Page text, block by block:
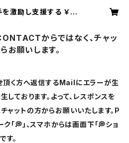
激励し支援する ￥5,
からではなく、チャッ
お願いします。
く方へ返信するMailにエラーが生
ております。よって、レスポンスを
ャットの方からお願いいたします。P
「💭」、スマホからは画面下「💭ショ
す。